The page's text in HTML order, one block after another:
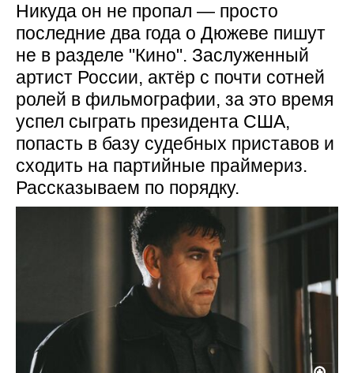
Никуда он не пропал — просто
последние два года о Дюжеве пишут
не в разделе "Кино". Заслуженный
артист России, актёр с почти сотней
ролей в фильмографии, за это время
успел сыграть президента США,
попасть в базу судебных приставов и
сходить на партийные праймериз.
Рассказываем по порядку.